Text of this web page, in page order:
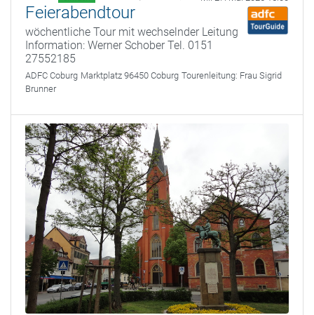
Feierabendtour
wöchentliche Tour mit wechselnder Leitung
Information: Werner Schober Tel. 0151
27552185
ADFC Coburg Marktplatz 96450 Coburg Tourenleitung: Frau Sigrid
Brunner